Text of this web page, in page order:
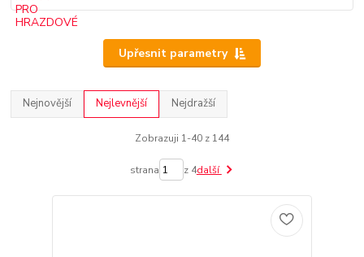
Upřesnit parametry
Nejnovější Nejlevnější Nejdražší
Zobrazuji 1-40 z 144
strana z 4další